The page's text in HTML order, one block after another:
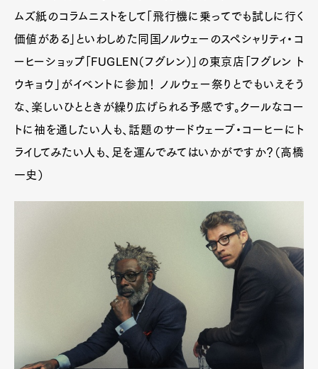
ムズ紙のコラムニストをして「飛行機に乗ってでも試しに行く
価値がある」といわしめた同国ノルウェーのスペシャリティ・コ
ーヒーショップ「FUGLEN（フグレン）」の東京店「フグレン ト
ウキョウ」がイベントに参加！ ノルウェー祭りとでもいえそう
な、楽しいひとときが繰り広げられる予感です。クールなコー
トに袖を通したい人も、話題のサードウェーブ・コーヒーにト
ライしてみたい人も、足を運んでみてはいかがですか？（高橋
一史）